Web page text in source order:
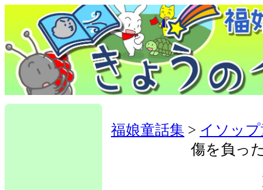
福娘童話集 > イソッ
傷を負っ